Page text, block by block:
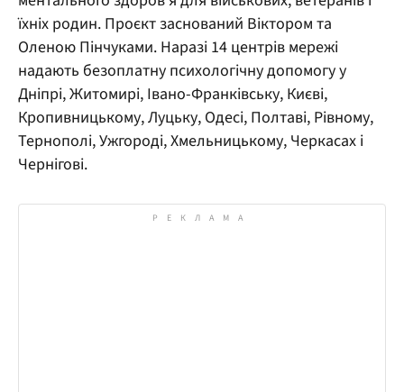
їхніх родин. Проєкт заснований Віктором та
Оленою Пінчуками. Наразі 14 центрів мережі
надають безоплатну психологічну допомогу у
Дніпрі, Житомирі, Івано-Франківську, Києві,
Кропивницькому, Луцьку, Одесі, Полтаві, Рівному,
Тернополі, Ужгороді, Хмельницькому, Черкасах і
Чернігові.